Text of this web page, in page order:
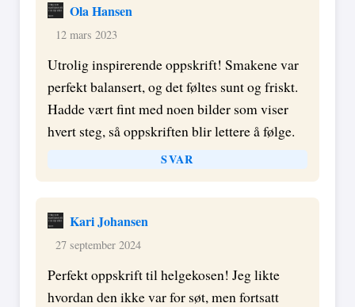
Ola Hansen
12 mars 2023
Utrolig inspirerende oppskrift! Smakene var
perfekt balansert, og det føltes sunt og friskt.
Hadde vært fint med noen bilder som viser
hvert steg, så oppskriften blir lettere å følge.
SVAR
Kari Johansen
27 september 2024
Perfekt oppskrift til helgekosen! Jeg likte
hvordan den ikke var for søt, men fortsatt